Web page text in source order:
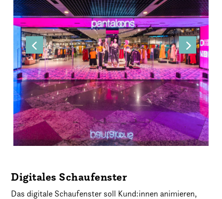
Digitales Schaufenster
Das digitale Schaufenster soll Kund:innen animieren,